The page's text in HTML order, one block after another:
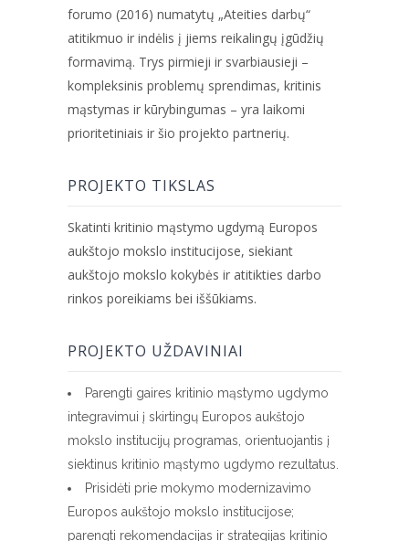
forumo (2016) numatytų „Ateities darbų“
atitikmuo ir indėlis į jiems reikalingų įgūdžių
formavimą. Trys pirmieji ir svarbiausieji –
kompleksinis problemų sprendimas, kritinis
mąstymas ir kūrybingumas – yra laikomi
prioritetiniais ir šio projekto partnerių.
PROJEKTO TIKSLAS
Skatinti kritinio mąstymo ugdymą Europos
aukštojo mokslo institucijose, siekiant
aukštojo mokslo kokybės ir atitikties darbo
rinkos poreikiams bei iššūkiams.
PROJEKTO UŽDAVINIAI
Parengti gaires kritinio mąstymo ugdymo
integravimui į skirtingų Europos aukštojo
mokslo institucijų programas, orientuojantis į
siektinus kritinio mąstymo ugdymo rezultatus.
Prisidėti prie mokymo modernizavimo
Europos aukštojo mokslo institucijose;
parengti rekomendacijas ir strategijas kritinio